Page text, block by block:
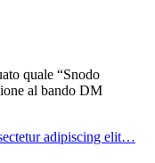
quale “Snodo
al bando DM
adipiscing elit…